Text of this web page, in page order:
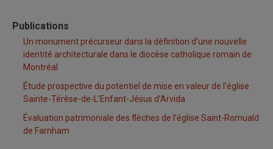
Publications
Un monument précurseur dans la définition d’une nouvelle
identité architecturale dans le diocèse catholique romain de
Montréal
Étude prospective du potentiel de mise en valeur de l’église
Sainte-Térèse-de-L’Enfant-Jésus d’Arvida
Évaluation patrimoniale des flèches de l’église Saint-Romuald
de Farnham